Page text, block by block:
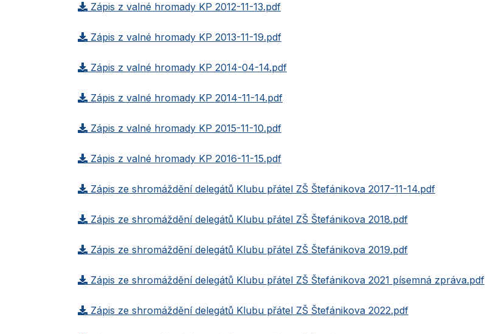
Zápis z valné hromady KP 2012-11-13.pdf
Zápis z valné hromady KP 2013-11-19.pdf
Zápis z valné hromady KP 2014-04-14.pdf
Zápis z valné hromady KP 2014-11-14.pdf
Zápis z valné hromady KP 2015-11-10.pdf
Zápis z valné hromady KP 2016-11-15.pdf
Zápis ze shromáždění delegátů Klubu přátel ZŠ Štefánikova 2017-11-14.pdf
Zápis ze shromáždění delegátů Klubu přátel ZŠ Štefánikova 2018.pdf
Zápis ze shromáždění delegátů Klubu přátel ZŠ Štefánikova 2019.pdf
Zápis ze shromáždění delegátů Klubu přátel ZŠ Štefánikova 2021 písemná zpráva.pdf
Zápis ze shromáždění delegátů Klubu přátel ZŠ Štefánikova 2022.pdf